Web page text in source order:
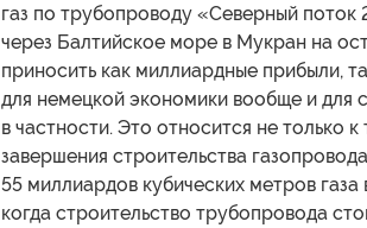
газ по трубопроводу «Северный
через Балтийское море в Мукран на
приносить как миллиардные прибыли,
для немецкой экономики вообще и для
в частности. Это относится не только
завершения строительства
55 миллиардов кубических метров
когда строительство трубопровода